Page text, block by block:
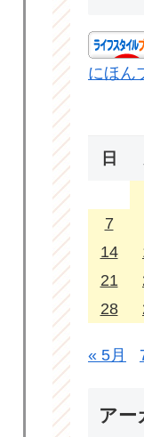
にほん
日
7
14
21
28
« 5月
アー